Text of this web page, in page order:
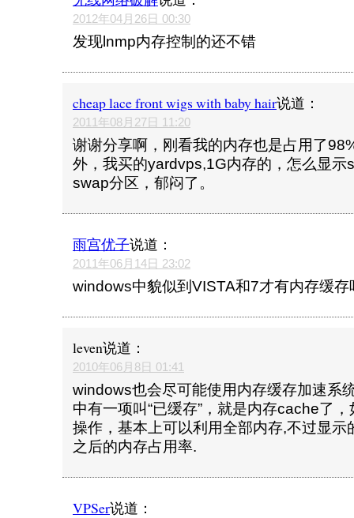
2012年04月26日 00:30
发现lnmp内存控制的还不错
cheap lace front wigs with baby hair说道：
2011年08月27日 11:20
谢谢分享啊，刚看我的内存也是占用了
外，我买的yardvps,1G内存的，怎么显示
swap分区，郁闷了。
雨宫优子说道：
2011年06月14日 23:02
windows中貌似到VISTA和7才有内存缓存
leven说道：
2010年06月8日 01:41
windows也会尽可能使用内存缓存加速系
中有一项叫“已缓存”，就是内存cache了
操作，基本上可以利用全部内存,不过显示
之后的内存占用率.
VPSer说道：